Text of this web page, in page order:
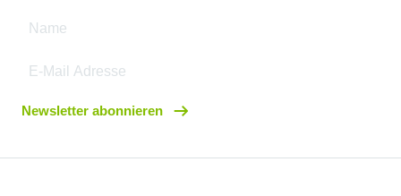
Newsletter abonnieren